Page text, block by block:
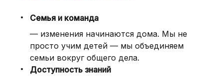
Семья и команда
— изменения начинаются дома. Мы не
просто учим детей — мы объединяем
семьи вокруг общего дела.
Доступность знаний